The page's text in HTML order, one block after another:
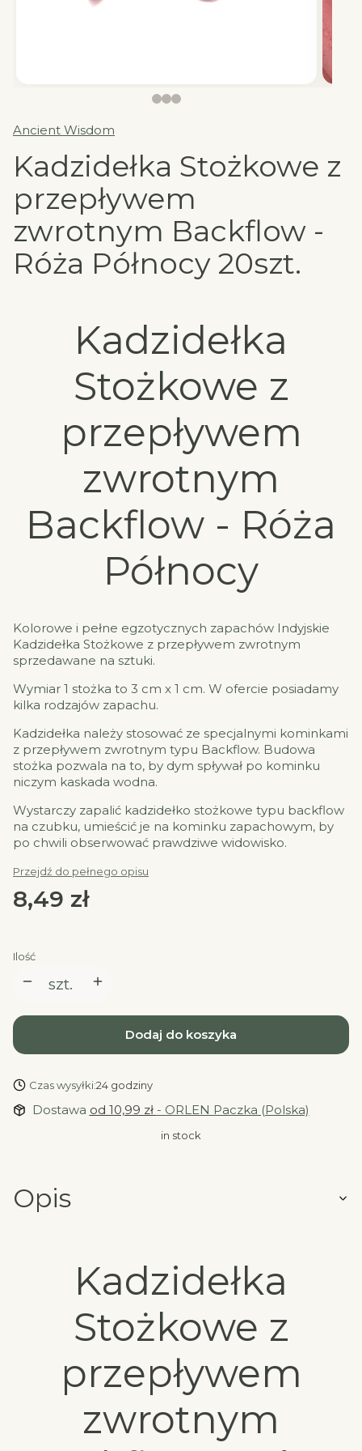
Ancient Wisdom
Kadzidełka Stożkowe z
przepływem
zwrotnym Backflow -
Róża Północy 20szt.
Kadzidełka
Stożkowe z
przepływem
zwrotnym
Backflow - Róża
Północy
Kolorowe i pełne egzotycznych zapachów Indyjskie
Kadzidełka Stożkowe z przepływem zwrotnym
sprzedawane na sztuki.
Wymiar 1 stożka to 3 cm x 1 cm. W ofercie posiadamy
kilka rodzajów zapachu.
Kadzidełka należy stosować ze specjalnymi kominkami
z przepływem zwrotnym typu Backflow. Budowa
stożka pozwala na to, by dym spływał po kominku
niczym kaskada wodna.
Wystarczy zapalić kadzidełko stożkowe typu backflow
na czubku, umieścić je na kominku zapachowym, by
po chwili obserwować prawdziwe widowisko.
Przejdź do pełnego opisu
Cena
8,49 zł
Ilość
szt.
Dodaj do koszyka
Czas wysyłki:24 godziny
Dostawa od 10,99 zł - ORLEN Paczka (Polska)
in stock
Opis
Kadzidełka
Stożkowe z
przepływem
zwrotnym